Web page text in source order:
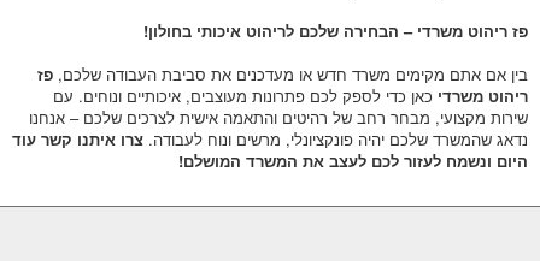
פז ריהוט משרדי – הבחירה שלכם לריהוט איכותי בחולון!
בין אם אתם מקימים משרד חדש או מעדכנים את סביבת העבודה שלכם, פז
ריהוט משרדי כאן כדי לספק לכם פתרונות מעוצבים, איכותיים ונוחים. עם
שירות מקצועי, מבחר רחב של רהיטים והתאמה אישית לצרכים שלכם – אנחנו
נדאג שהמשרד שלכם יהיה פונקציונלי, מרשים ונוח לעבודה. צרו איתנו קשר עוד
היום ונשמח לעזור לכם לעצב את המשרד המושלם!